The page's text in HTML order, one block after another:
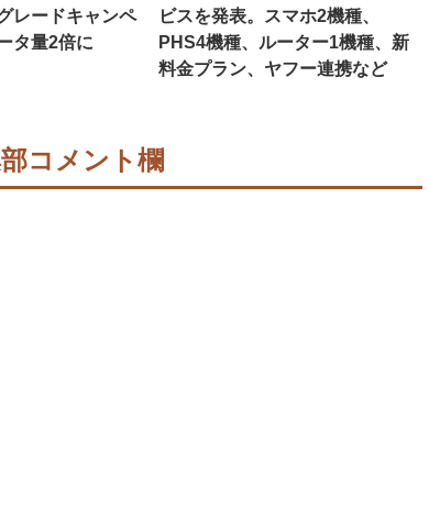
レードキャンペ
タ量2倍に
ビスを発表。スマホ2機種、
PHS4機種、ルーター1機種、新
料金プラン、ヤフー連携など
コメント欄